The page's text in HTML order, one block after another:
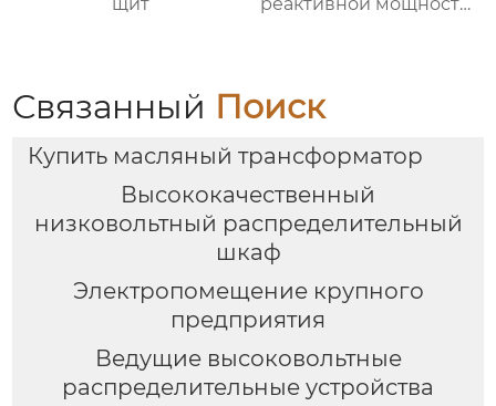
Связанный Поиск
Купить масляный трансформатор
Высококачественный
низковольтный распределительный
шкаф
Электропомещение крупного
предприятия
Ведущие высоковольтные
распределительные устройства